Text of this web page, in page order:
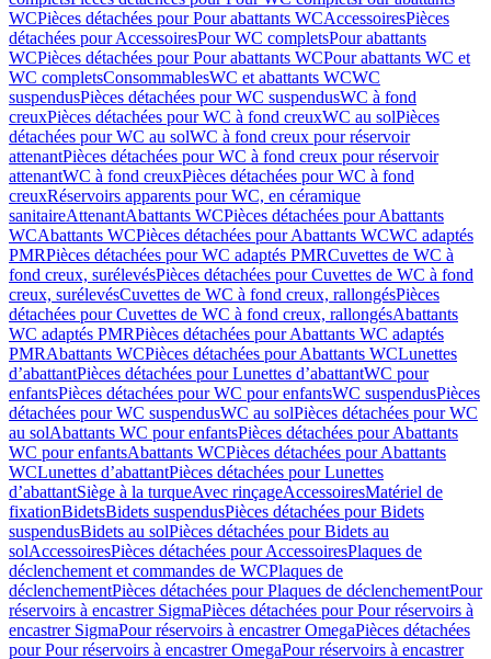
WCPièces détachées pour Pour abattants WCAccessoiresPièces
détachées pour AccessoiresPour WC completsPour abattants
WCPièces détachées pour Pour abattants WCPour abattants WC et
WC completsConsommablesWC et abattants WCWC
suspendusPièces détachées pour WC suspendusWC à fond
creuxPièces détachées pour WC à fond creuxWC au solPièces
détachées pour WC au solWC à fond creux pour réservoir
attenantPièces détachées pour WC à fond creux pour réservoir
attenantWC à fond creuxPièces détachées pour WC à fond
creuxRéservoirs apparents pour WC, en céramique
sanitaireAttenantAbattants WCPièces détachées pour Abattants
WCAbattants WCPièces détachées pour Abattants WCWC adaptés
PMRPièces détachées pour WC adaptés PMRCuvettes de WC à
fond creux, surélevésPièces détachées pour Cuvettes de WC à fond
creux, surélevésCuvettes de WC à fond creux, rallongésPièces
détachées pour Cuvettes de WC à fond creux, rallongésAbattants
WC adaptés PMRPièces détachées pour Abattants WC adaptés
PMRAbattants WCPièces détachées pour Abattants WCLunettes
d’abattantPièces détachées pour Lunettes d’abattantWC pour
enfantsPièces détachées pour WC pour enfantsWC suspendusPièces
détachées pour WC suspendusWC au solPièces détachées pour WC
au solAbattants WC pour enfantsPièces détachées pour Abattants
WC pour enfantsAbattants WCPièces détachées pour Abattants
WCLunettes d’abattantPièces détachées pour Lunettes
d’abattantSiège à la turqueAvec rinçageAccessoiresMatériel de
fixationBidetsBidets suspendusPièces détachées pour Bidets
suspendusBidets au solPièces détachées pour Bidets au
solAccessoiresPièces détachées pour AccessoiresPlaques de
déclenchement et commandes de WCPlaques de
déclenchementPièces détachées pour Plaques de déclenchementPour
réservoirs à encastrer SigmaPièces détachées pour Pour réservoirs à
encastrer SigmaPour réservoirs à encastrer OmegaPièces détachées
pour Pour réservoirs à encastrer OmegaPour réservoirs à encastrer